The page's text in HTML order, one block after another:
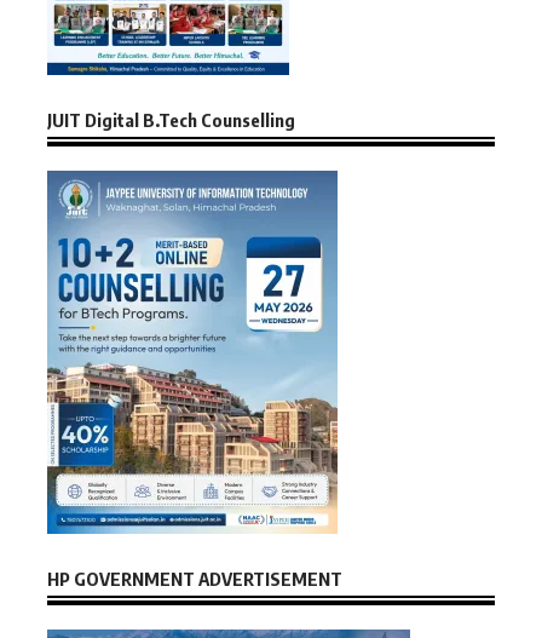
JUIT Digital B.Tech Counselling
HP GOVERNMENT ADVERTISEMENT